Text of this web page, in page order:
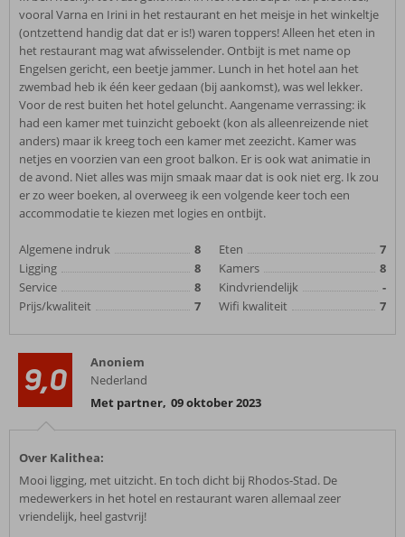
vooral Varna en Irini in het restaurant en het meisje in het winkeltje
(ontzettend handig dat dat er is!) waren toppers! Alleen het eten in
het restaurant mag wat afwisselender. Ontbijt is met name op
Engelsen gericht, een beetje jammer. Lunch in het hotel aan het
zwembad heb ik één keer gedaan (bij aankomst), was wel lekker.
Voor de rest buiten het hotel geluncht. Aangename verrassing: ik
had een kamer met tuinzicht geboekt (kon als alleenreizende niet
anders) maar ik kreeg toch een kamer met zeezicht. Kamer was
netjes en voorzien van een groot balkon. Er is ook wat animatie in
de avond. Niet alles was mijn smaak maar dat is ook niet erg. Ik zou
er zo weer boeken, al overweeg ik een volgende keer toch een
accommodatie te kiezen met logies en ontbijt.
Algemene indruk
8
Ligging
8
Service
8
Prijs/kwaliteit
7
Eten
7
Kamers
8
Kindvriendelijk
-
Wifi kwaliteit
7
9,0
Anoniem
Nederland
Met partner, 09 oktober 2023
Over Kalithea:
Mooi ligging, met uitzicht. En toch dicht bij Rhodos-Stad. De
medewerkers in het hotel en restaurant waren allemaal zeer
vriendelijk, heel gastvrij!